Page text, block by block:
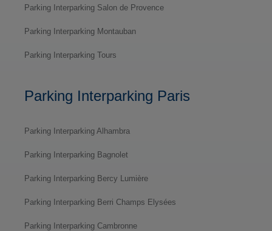
Parking Interparking Salon de Provence
Parking Interparking Montauban
Parking Interparking Tours
Parking Interparking Paris
Parking Interparking Alhambra
Parking Interparking Bagnolet
Parking Interparking Bercy Lumière
Parking Interparking Berri Champs Elysées
Parking Interparking Cambronne